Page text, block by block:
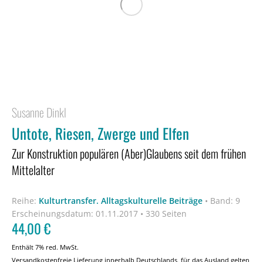
Susanne Dinkl
Untote, Riesen, Zwerge und Elfen
Zur Konstruktion populären (Aber)Glaubens seit dem frühen
Mittelalter
Reihe: Kulturtransfer. Alltagskulturelle Beiträge • Band: 9
Erscheinungsdatum: 01.11.2017 • 330 Seiten
44,00€
Enthält 7% red. MwSt.
Versandkostenfreie Lieferung innerhalb Deutschlands, für das Ausland gelten